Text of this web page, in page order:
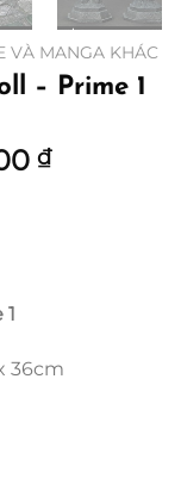
VÀ MANGA KHÁC
– Prime 1
₫Khoảng
36cm